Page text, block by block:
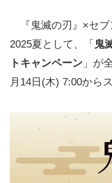
『鬼滅の刃』×セブ
2025夏として、「 鬼
トキャンペーン 」が
月14日(木) 7:00から